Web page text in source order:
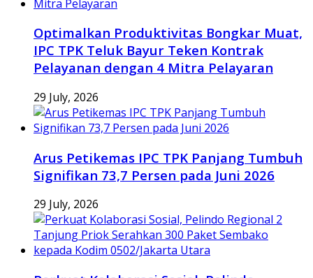
Optimalkan Produktivitas Bongkar Muat,
IPC TPK Teluk Bayur Teken Kontrak
Pelayanan dengan 4 Mitra Pelayaran
29 July, 2026
Arus Petikemas IPC TPK Panjang Tumbuh
Signifikan 73,7 Persen pada Juni 2026
29 July, 2026